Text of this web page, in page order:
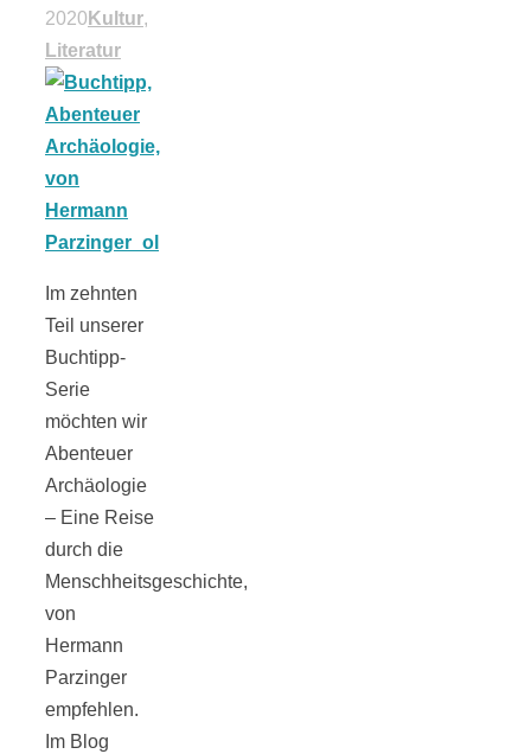
2020 Kultur,
Literatur
Im zehnten
Teil unserer
Buchtipp-
Serie
möchten wir
Abenteuer
Archäologie
– Eine Reise
durch die
Menschheitsgeschichte,
von
Hermann
Parzinger
empfehlen.
Im Blog
Schwäbische